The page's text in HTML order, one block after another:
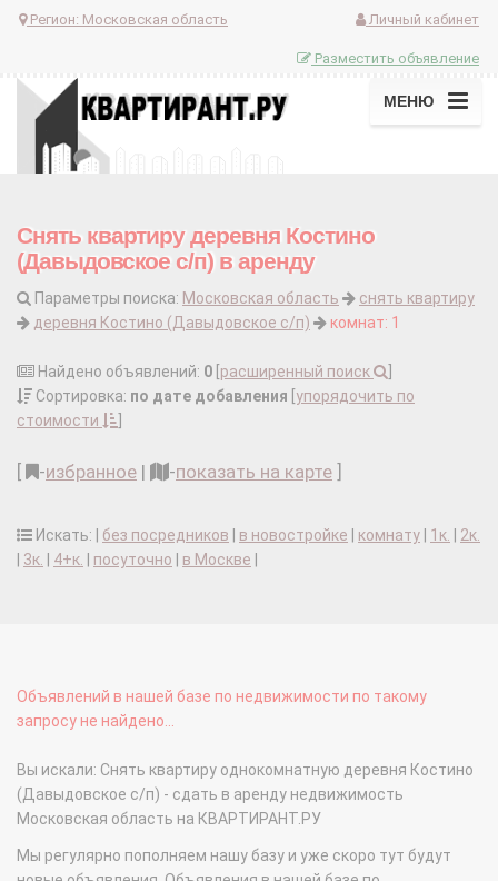
Регион: Московская область Личный кабинет
Разместить объявление
МЕНЮ
Снять квартиру деревня Костино
(Давыдовское с/п) в аренду
Параметры поиска: Московская область
снять квартиру
деревня Костино (Давыдовское с/п)
комнат: 1
Найдено объявлений: 0 расширенный поиск
Сортировка: по дате добавления упорядочить по
стоимости
-избранное | -показать на карте
Искать: | без посредников в новостройке комнату 1к.
2к.
3к. 4+к. посуточно в Москве
Объявлений в нашей базе по недвижимости по такому
запросу не найдено...
Вы искали: Снять квартиру однокомнатную деревня Костино
(Давыдовское с/п) - сдать в аренду недвижимость
Московская область на КВАРТИРАНТ.РУ
Мы регулярно пополняем нашу базу и уже скоро тут будут